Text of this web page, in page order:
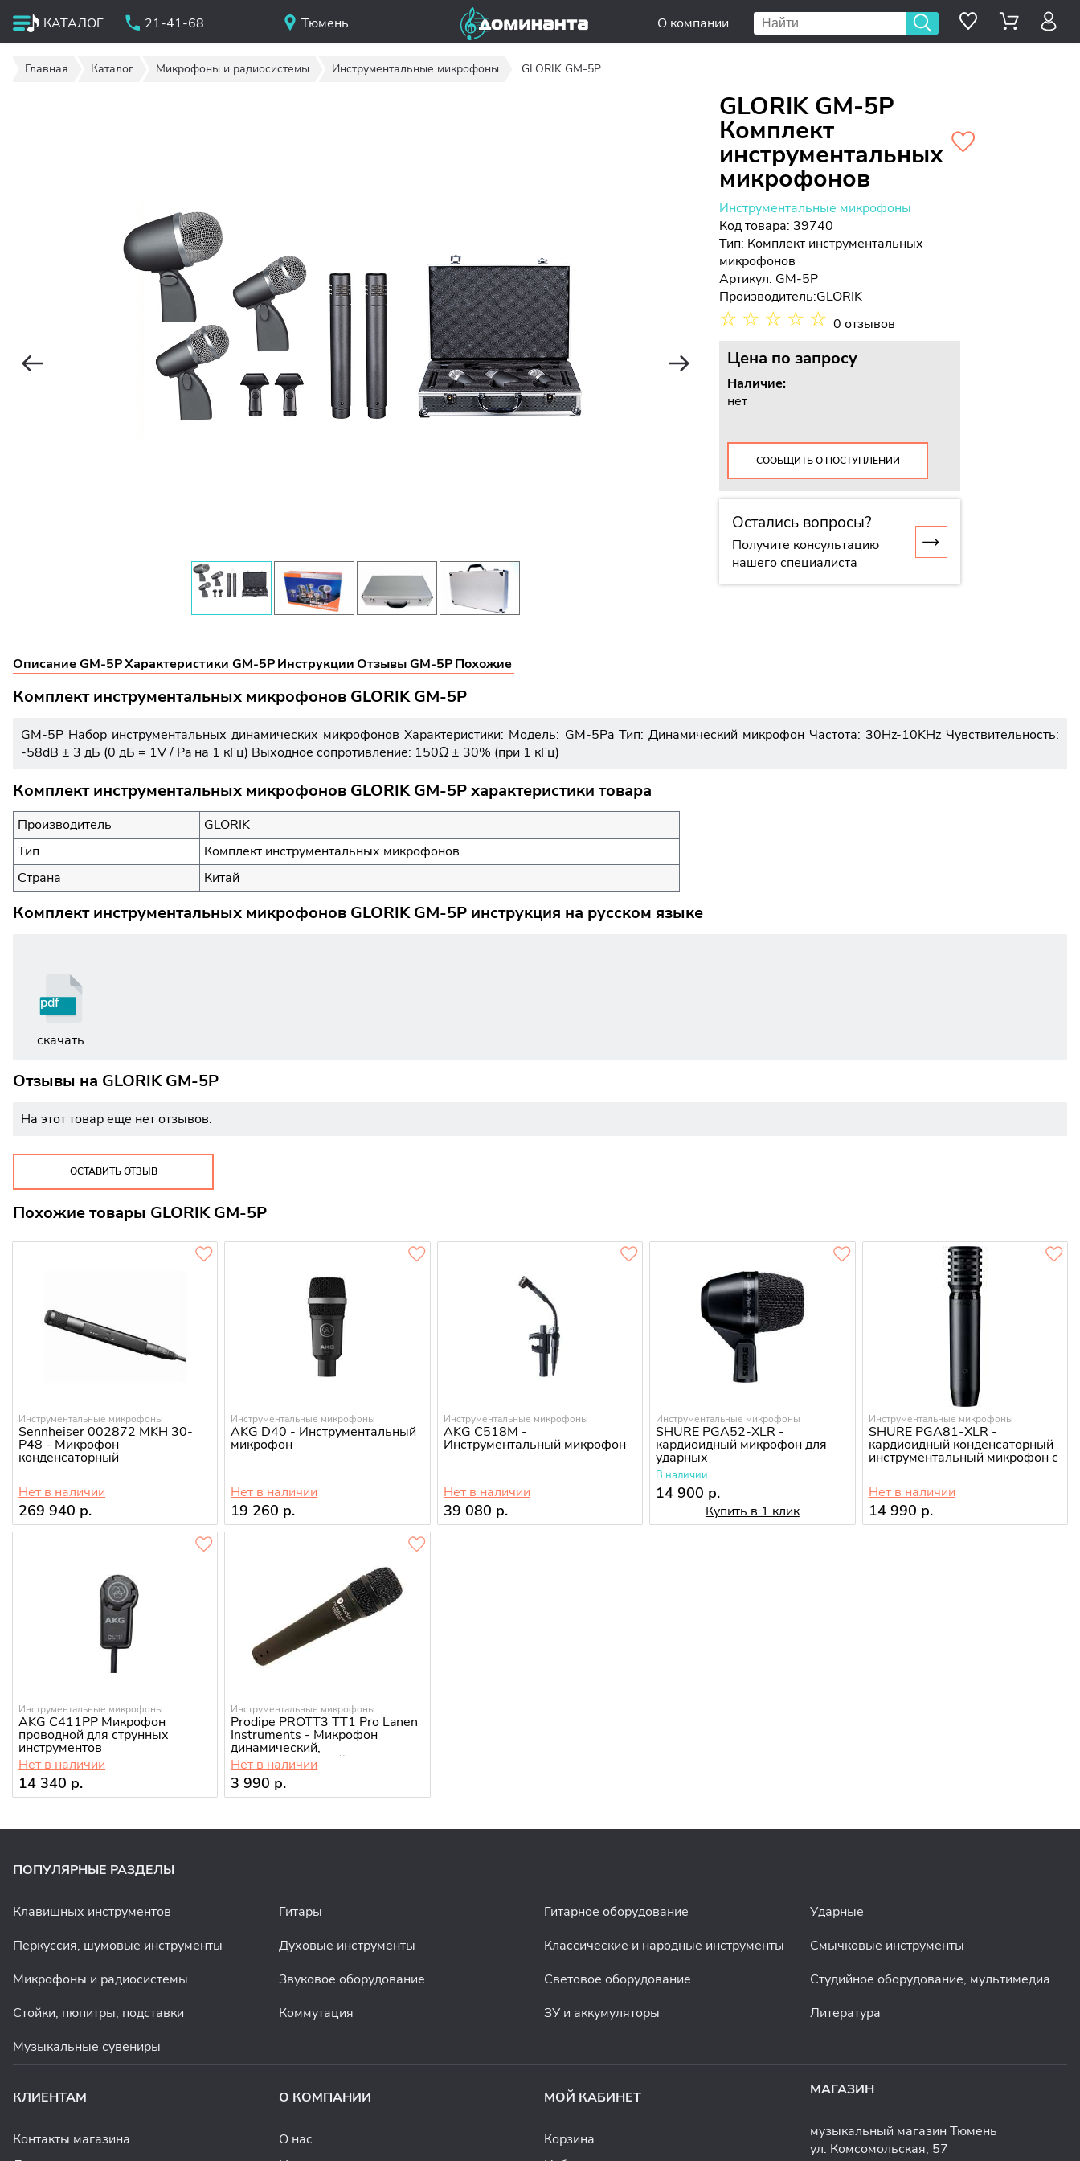
КАТАЛОГ 21-41-68 Тюмень О компании
Главная Каталог Микрофоны и радиосистемы Инструментальные микрофоны GLORIK GM-5P
GLORIK GM-5P
Комплект
инструментальных
микрофонов
Инструментальные микрофоны
Код товара: 39740
Тип: Комплект инструментальных
микрофонов
Артикул: GM-5P
Производитель:GLORIK
☆ ☆ ☆ ☆ ☆ 0 отзывов
Цена по запросу
Наличие:
нет
СООБЩИТЬ О ПОСТУПЛЕНИИ
Остались вопросы?
Получите консультацию
нашего специалиста
Описание GM-5PХарактеристики GM-5PИнструкцииОтзывы GM-5PПохожие
Комплект инструментальных микрофонов GLORIK GM-5P
GM-5P Набор инструментальных динамических микрофонов Характеристики: Модель: GM-5Pa Тип: Динамический микрофон Частота: 30Hz-10KHz Чувствительность:
-58dB ± 3 дБ (0 дБ = 1V / Pa на 1 кГц) Выходное сопротивление: 150Ω ± 30% (при 1 кГц)
Комплект инструментальных микрофонов GLORIK GM-5P характеристики товара
Производитель
GLORIK
Тип
Комплект инструментальных микрофонов
Страна
Китай
Комплект инструментальных микрофонов GLORIK GM-5P инструкция на русском языке
pdf
скачать
Отзывы на GLORIK GM-5P
На этот товар еще нет отзывов.
ОСТАВИТЬ ОТЗЫВ
Похожие товары GLORIK GM-5P
Инструментальные микрофоны
Sennheiser 002872 MKH 30-
P48 - Микрофон
конденсаторный
Нет в наличии
269 940 р.
Инструментальные микрофоны
AKG D40 - Инструментальный
микрофон
Нет в наличии
19 260 р.
Инструментальные микрофоны
AKG C518M -
Инструментальный микрофон
Нет в наличии
39 080 р.
Инструментальные микрофоны
SHURE PGA52-XLR -
кардиоидный микрофон для
ударных
В наличии
14 900 р.
Купить в 1 клик
Инструментальные микрофоны
SHURE PGA81-XLR -
кардиоидный конденсаторный
инструментальный микрофон c
Нет в наличии
14 990 р.
Инструментальные микрофоны
AKG C411PP Микрофон
проводной для струнных
инструментов
Нет в наличии
14 340 р.
Инструментальные микрофоны
Prodipe PROTT3 TT1 Pro Lanen
Instruments - Микрофон
динамический,
инструментальный
Нет в наличии
3 990 р.
ПОПУЛЯРНЫЕ РАЗДЕЛЫ
Клавишных инструментов Гитары Гитарное оборудование
Ударные
Перкуссия, шумовые инструменты
Духовые инструменты Классические и народные инструменты
Смычковые инструменты
Микрофоны и радиосистемы
Звуковое оборудование Световое оборудование
Студийное оборудование, мультимедиа
Стойки, пюпитры, подставки
Коммутация ЗУ и аккумуляторы
Литература
Музыкальные сувениры
КЛИЕНТАМ
Контакты магазина
О КОМПАНИИ
О нас
МОЙ КАБИНЕТ
Корзина
МАГАЗИН
музыкальный магазин Тюмень
ул. Комсомольская, 57